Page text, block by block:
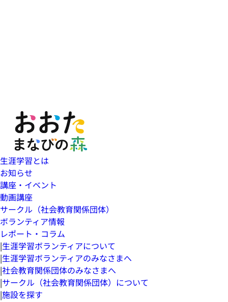
生涯学習とは
お知らせ
講座・イベント
動画講座
サークル（社会教育関係団体）
ボランティア情報
レポート・コラム
|生涯学習ボランティアについて
|生涯学習ボランティアのみなさまへ
|社会教育関係団体のみなさまへ
|サークル（社会教育関係団体）について
|施設を探す